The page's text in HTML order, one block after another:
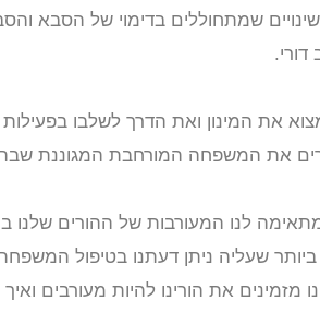
שמתחוללים בדימוי של הסבא
את המינון ואת הדרך לשלבו
את המשפחה המורחבת המגוננת
לנו המעורבות של ההורים שלנו
שעליה ניתן דעתנו בטיפול
את הורינו להיות מעורבים